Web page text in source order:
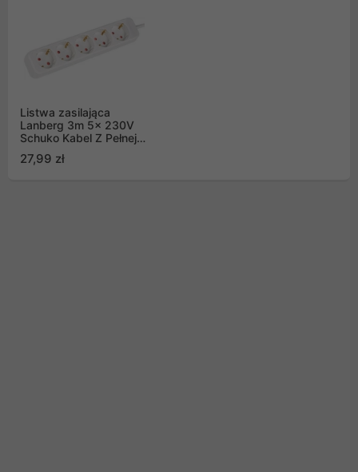
Listwa zasilająca
Lanberg 3m 5x 230V
Schuko Kabel Z Pełnej
27,99 zł